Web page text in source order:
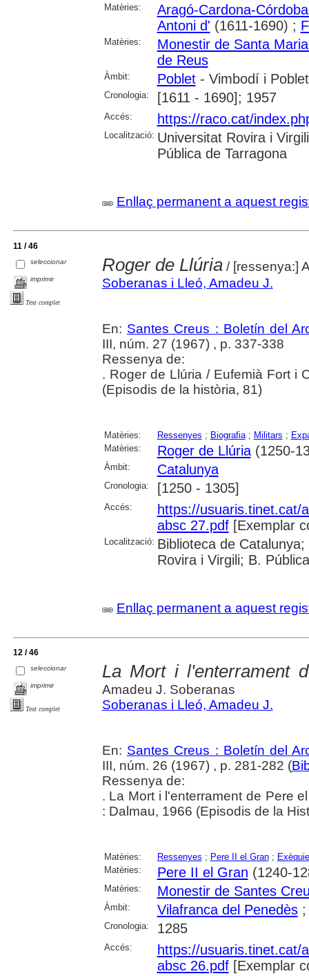
Matèries:
Aragó-Cardona-
Antoni d' (1611-1690) ;
Matèries:
Monestir de Santa
de Reus
Àmbit: Poblet- Vimbodí i
Cronologia: [1611 - 1690]; 1957
Accés: https://raco.cat/
Localització: Universitat Rovira i
Pública de Tarragona
Enllaç permanent a aquest
11 / 46
seleccionar
imprimir
Text complet
Roger de Llúria/ [ressenya:]
Soberanas i Lleó, Amadeu J.
En: Santes Creus : Boletín del
III, núm. 27 (1967) , p. 337-338
Ressenya de:
. Roger de Llúria / Eufemià Fort i
(Episodis de la història, 81)
Matèries: Ressenyes ; Biografia; Militars ;
Matèries:
Roger de Llúria(1250-
Àmbit: Catalunya
Cronologia: [1250 - 1305]
Accés:
https://usuaris.tinet.cat/
absc 27.pdf[Exemplar
Localització: Biblioteca de
Rovira i Virgili; B.
Enllaç permanent a aquest
12 / 46
seleccionar
imprimir
Text complet
La Mort i l'enterrament
Amadeu J. Soberanas
Soberanas i Lleó, Amadeu J.
En: Santes Creus : Boletín del
III, núm. 26 (1967) , p. 281-282 (
Ressenya de:
. La Mort i l'enterrament de Pere
: Dalmau, 1966 (Episodis de la
Matèries: Ressenyes ; Pere II el Gran;
Matèries:
Pere II el Gran (1240-
Matèries: Monestir de Santes
Àmbit: Vilafranca del Penedès
Cronologia: 1285
Accés:
https://usuaris.tinet.cat/
absc 26.pdf[Exemplar